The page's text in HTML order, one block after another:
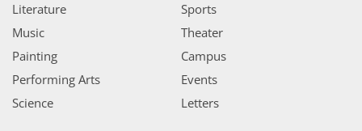
Literature
Music
Painting
Performing Arts
Science
Sports
Theater
Campus
Events
Letters